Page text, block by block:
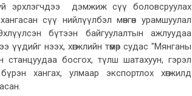
эрхлэгчдээ дэмжиж сүү боловсруулах
сүү нийлүүлбэл мөнгөн урамшуулал
бүтээн байгуулалтын ажлуудаа
нээх, хөгжлийн төмөр судас "Мянганы
станцуудаа босгох, түлш шатахуун, гэрэл
хангах, улмаар экспортлох хөгжилд